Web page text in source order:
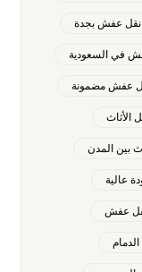
عفش بجدة
في السعودية
عفش مضمونة
الأثاث
بين المدن
عالية
عفش